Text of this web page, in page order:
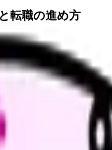
転職の進め方
せ導線を設置しています。